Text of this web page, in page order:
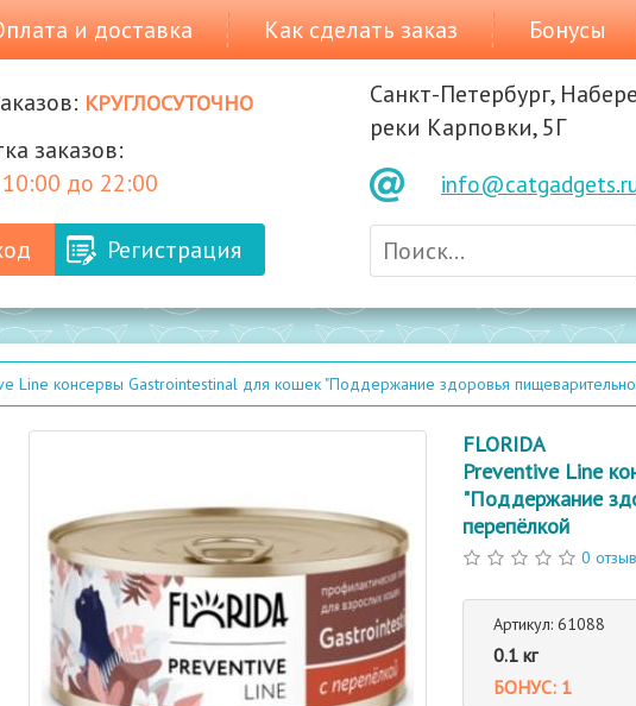
и доставка Как сделать заказ Бонусы
круглосуточно
заказов:
до 22:00
Регистрация
Санкт-Петербург,
реки Карповки, 5Г
Line консервы Gastrointestinal для кошек "Поддержание здоровья
FLORIDA
Preventive Line
"Поддержание
перепёлкой
0
Артикул: 61088
0.1 кг
БОНУС: 1